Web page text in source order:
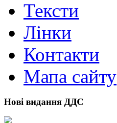
Тексти
Лінки
Контакти
Мапа сайту
Нові видання ДДС